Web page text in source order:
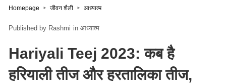
Homepage जीवन शैली आध्यात्म
Rashmi in आध्यात्म
Hariyali Teej 2023: कब है
हरियाली तीज और हरतालिका तीज,